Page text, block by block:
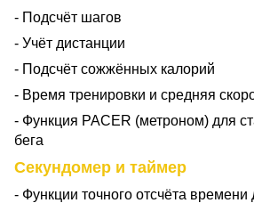
- Подсчёт шагов
- Учёт дистанции
- Подсчёт сожжённых калорий
- Время тренировки и средняя
- Функция PACER (метроном) для
бега
Секундомер и таймер
- Функции точного отсчёта времени